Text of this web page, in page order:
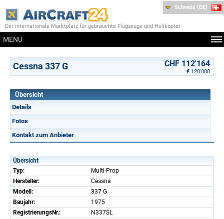
Der internationale Marktplatz für gebrauchte Flugzeuge und Helikopter
MENU
Schweiz (DE)
Cessna 337 G CHF 112'164
€ 120'000
Übersicht
Details
Fotos
Kontakt zum Anbieter
Übersicht
Typ:
Multi-Prop
Hersteller:
Cessna
Modell:
337 G
Baujahr:
1975
RegistrierungsNr.:
N337SL